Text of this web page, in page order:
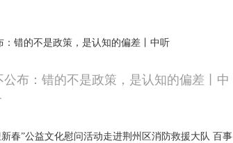
：错的不是政策，是认知的偏差丨中听
布：错的不是政策，是认知的偏差丨中
春”公益文化慰问活动走进荆州区消防救援大队 百事